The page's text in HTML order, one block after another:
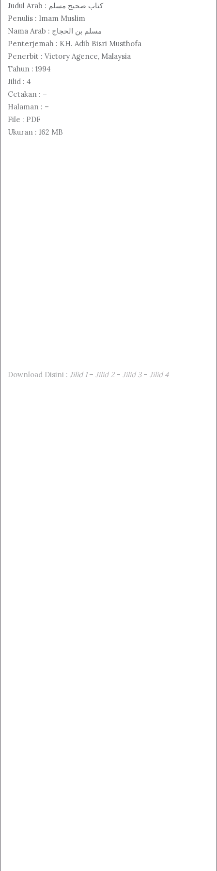
Judul Arab : كتاب صحيح مسلم
Penulis : Imam Muslim
Nama Arab : مسلم بن الحجاج
Penterjemah : KH. Adib Bisri Musthofa
Penerbit : Victory Agence, Malaysia
Tahun : 1994
Jilid : 4
Cetakan : –
Halaman : –
File : PDF
Ukuran : 162 MB
Download Disini : Jilid 1 – Jilid 2– Jilid 3– Jilid 4